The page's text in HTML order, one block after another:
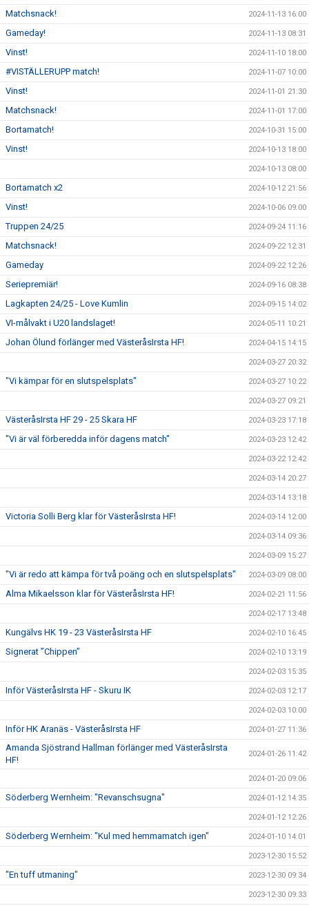
Matchsnack! 2024-11-13 16:00
Gameday! 2024-11-13 08:31
Vinst! 2024-11-10 18:00
#VISTÄLLERUPP match! 2024-11-07 10:00
Vinst! 2024-11-01 21:30
Matchsnack! 2024-11-01 17:00
Bortamatch! 2024-10-31 15:00
Vinst! 2024-10-13 18:00
2024-10-13 08:00
Bortamatch x2 2024-10-12 21:56
Vinst! 2024-10-06 09:00
Truppen 24/25 2024-09-24 11:16
Matchsnack! 2024-09-22 12:31
Gameday 2024-09-22 12:26
Seriepremiär! 2024-09-16 08:38
Lagkapten 24/25 - Love Kumlin 2024-09-15 14:02
VI-målvakt i U20 landslaget! 2024-05-11 10:21
Johan Ölund förlänger med VästeråsIrsta HF! 2024-04-15 14:15
2024-03-27 20:32
"Vi kämpar för en slutspelsplats" 2024-03-27 10:22
2024-03-27 09:21
VästeråsIrsta HF 29 - 25 Skara HF 2024-03-23 17:18
"Vi är väl förberedda inför dagens match" 2024-03-23 12:42
2024-03-22 12:42
2024-03-14 20:27
2024-03-14 13:18
Victoria Solli Berg klar för VästeråsIrsta HF! 2024-03-14 12:00
2024-03-14 09:36
2024-03-09 15:27
"Vi är redo att kämpa för två poäng och en slutspelsplats" 2024-03-09 08:00
Alma Mikaelsson klar för VästeråsIrsta HF! 2024-02-21 11:56
2024-02-17 13:48
Kungälvs HK 19 - 23 VästeråsIrsta HF 2024-02-10 16:45
Signerat ”Chippen” 2024-02-10 13:19
2024-02-03 15:35
Inför VästeråsIrsta HF - Skuru IK 2024-02-03 12:17
2024-02-03 10:00
Inför HK Aranäs - VästeråsIrsta HF 2024-01-27 11:36
Amanda Sjöstrand Hallman förlänger med VästeråsIrsta
HF!
2024-01-26 11:42
2024-01-20 09:06
Söderberg Wernheim: "Revanschsugna" 2024-01-12 14:35
2024-01-12 12:26
Söderberg Wernheim: "Kul med hemmamatch igen" 2024-01-10 14:01
2023-12-30 15:52
"En tuff utmaning" 2023-12-30 09:34
2023-12-30 09:33